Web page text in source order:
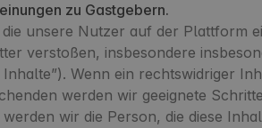
zu Gastgebern.
unsere Nutzer auf der Plattform
verstoßen, insbesondere
Wenn ein rechtswidriger
werden wir geeignete
wir die Person, die diese